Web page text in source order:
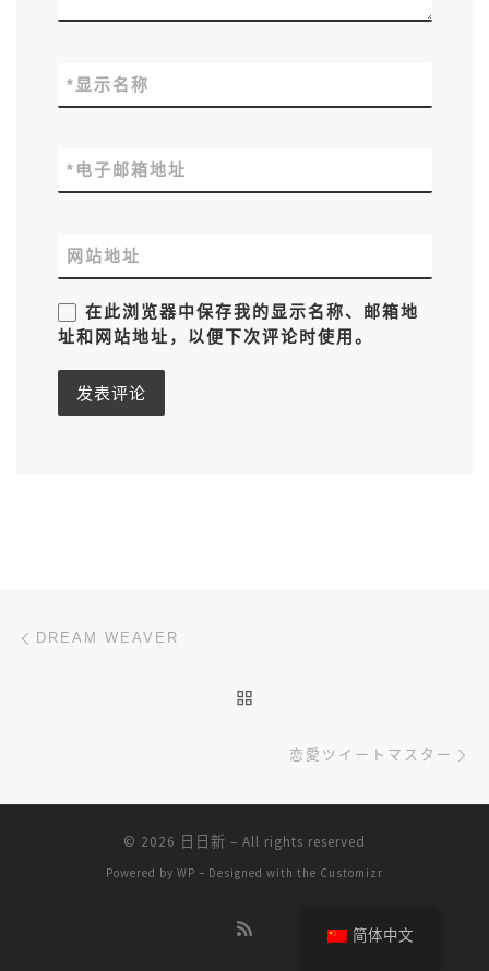
显示名称
*
电子邮箱地址
*
网站地址
在此浏览器中保存我的显示名称、邮箱地
址和网站地址，以便下次评论时使用。
文章导航
DREAM WEAVER
恋愛ツイートマスター
© 2026 日日新 – All rights reserved
Powered by WP – Designed with the Customizr
简体中文